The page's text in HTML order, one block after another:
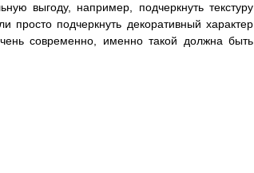
выгоду, например, подчеркнуть текстуру
просто подчеркнуть декоративный характер
современно, именно такой должна быть